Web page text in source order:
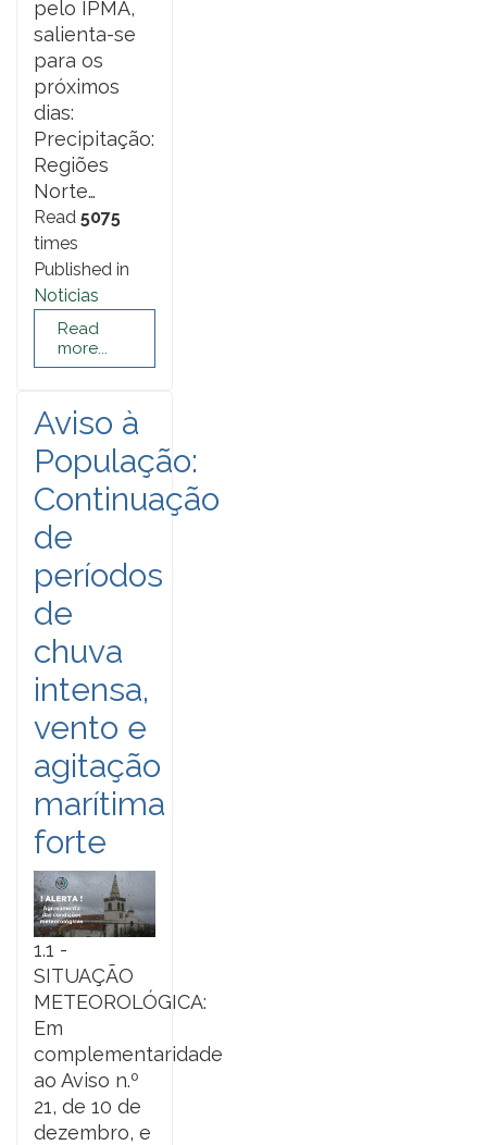
pelo IPMA,
salienta-se
para os
próximos
dias:
Precipitação:
Regiões
Norte…
Read 5075
times
Published in
Noticias
Read
more...
Aviso à
População:
Continuação
de
períodos
de
chuva
intensa,
vento e
agitação
marítima
forte
1.1 -
SITUAÇÃO
METEOROLÓGICA:
Em
complementaridade
ao Aviso n.º
21, de 10 de
dezembro, e